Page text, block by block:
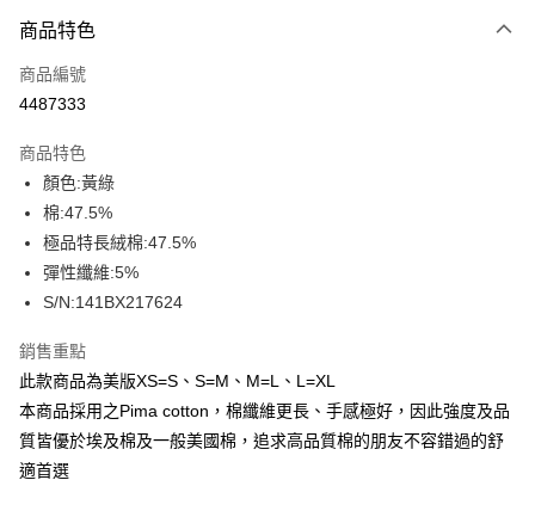
信用卡一次付款
信用卡分期付款
合作金庫商業銀行
華南商業銀行
上海商業儲蓄銀行
國泰世華商業銀行
臺灣中小企業銀行
元大商業銀行
台新國際商業銀行
中國信託商業銀行
台灣樂天信用卡公司
超商取貨付款
LINE Pay
Apple Pay
街口支付
悠遊付
全盈+PAY
AFTEE先享後付
相關說明
商品特色
商品編號
4487333
商品特色
顏色:黃綠
棉:47.5%
極品特長絨棉:47.5%
彈性纖維:5%
S/N:141BX217624
銷售重點
此款商品為美版XS=S、S=M、M=L、L=XL
本商品採用之Pima cotton，棉纖維更長、手感極好，因此強度及品
質皆優於埃及棉及一般美國棉，追求高品質棉的朋友不容錯過的舒
適首選